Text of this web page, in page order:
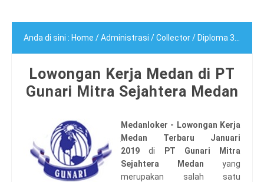
Anda di sini : Home /Administrasi /Collector/ Diploma 3
Lowongan Kerja Medan di PT
Gunari Mitra Sejahtera Medan
Medanloker - Lowongan Kerja
Medan Terbaru Januari
2019di PT Gunari Mitra
Sejahtera Medan yang
merupakan salah satu